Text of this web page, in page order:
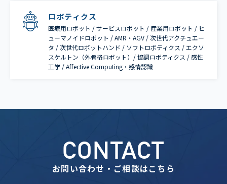
ロボティクス
医療用ロボット / サービスロボット / 産業用ロボット / ヒ
ューマノイドロボット / AMR・AGV / 次世代アクチュエー
タ / 次世代ロボットハンド / ソフトロボティクス / エクソ
スケルトン（外骨格ロボット）/ 協調ロボティクス / 感性
工学 / Affective Computing・感情認識
CONTACT
お問い合わせ・ご相談はこちら